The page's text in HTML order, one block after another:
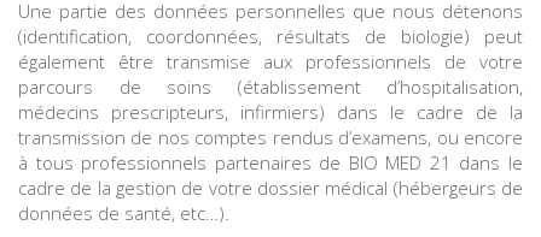
Une partie des données personnelles que nous détenons
(identification, coordonnées, résultats de biologie) peut
également être transmise aux professionnels de votre
parcours de soins (établissement d’hospitalisation,
médecins prescripteurs, infirmiers) dans le cadre de la
transmission de nos comptes rendus d’examens, ou encore
à tous professionnels partenaires de BIO MED 21 dans le
cadre de la gestion de votre dossier médical (hébergeurs de
données de santé, etc…).